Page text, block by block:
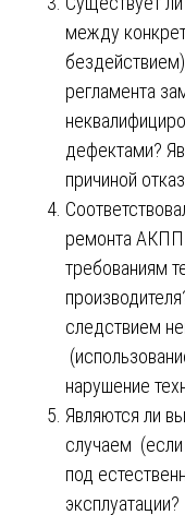
между
регламента
дефектами?
причиной
ремонта АКПП
требованиям
следствием
нарушение
Являются ли
случаем
под
эксплуатации?